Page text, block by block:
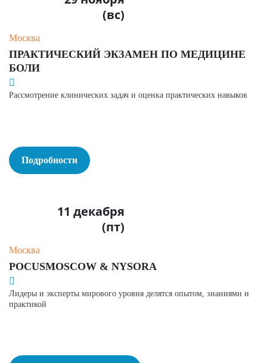
(вс)
Москва
ПРАКТИЧЕСКИЙ ЭКЗАМЕН ПО МЕДИЦИНЕ
БОЛИ
Рассмотрение клинических задач и оценка практических навыков
Подробности
11 декабря
(пт)
Москва
POCUSMOSCOW & NYSORA
Лидеры и эксперты мирового уровня делятся опытом, знаниями и
практикой